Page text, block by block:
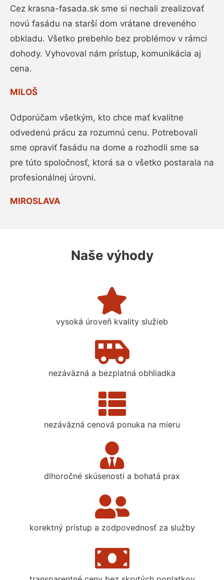
Cez krasna-fasada.sk sme si nechali zrealizovať
novú fasádu na starší dom vrátane dreveného
obkladu. Všetko prebehlo bez problémov v rámci
dohody. Vyhovoval nám prístup, komunikácia aj
cena.
MILOŠ
Odporúčam všetkým, kto chce mať kvalitne
odvedenú prácu za rozumnú cenu. Potrebovali
sme opraviť fasádu na dome a rozhodli sme sa
pre túto spoločnosť, ktorá sa o všetko postarala na
profesionálnej úrovni.
MIROSLAVA
Naše výhody
vysoká úroveň kvality služieb
nezáväzná a bezplatná obhliadka
nezáväzná cenová ponuka na mieru
dlhoročné skúsenosti a bohatá prax
korektný prístup a zodpovednosť za služby